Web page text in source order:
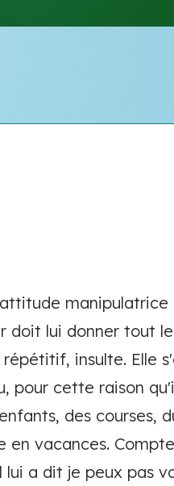
manipulatrice
doit lui donner tout
insulte. Elle
pour cette raison
des courses,
en vacances. Compte
lui a dit je peux pas